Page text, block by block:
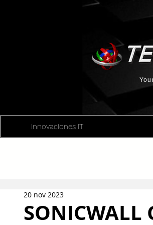
Innovaciones IT
SONICWALL
20 nov 2023